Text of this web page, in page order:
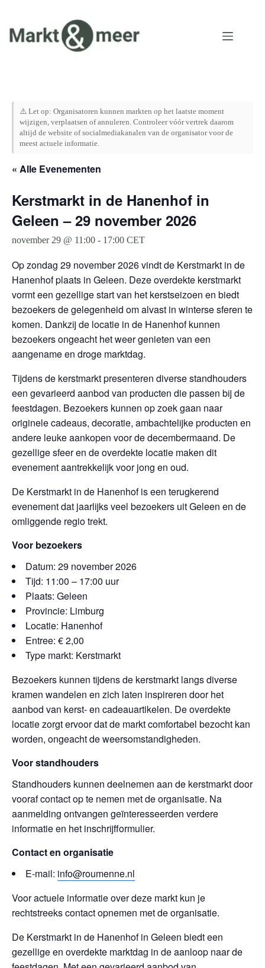
inhoud
⚠️ Let op: Organisatoren kunnen markten op het laatste moment
wijzigen, verplaatsen of annuleren. Controleer vóór vertrek daarom
altijd de website of socialmediakanalen van de organisator voor de
meest actuele informatie.
« Alle Evenementen
Kerstmarkt in de Hanenhof in
Geleen – 29 november 2026
november 29 @ 11:00 - 17:00 CET
Op zondag 29 november 2026 vindt de Kerstmarkt in de
Hanenhof plaats in Geleen. Deze overdekte kerstmarkt
vormt een gezellige start van het kerstseizoen en biedt
bezoekers de gelegenheid om alvast in winterse sferen te
komen. Dankzij de locatie in de Hanenhof kunnen
bezoekers ongeacht het weer genieten van een
aangename en droge marktdag.
Tijdens de kerstmarkt presenteren diverse standhouders
een gevarieerd aanbod van producten die passen bij de
feestdagen. Bezoekers kunnen op zoek gaan naar
originele cadeaus, decoratie, ambachtelijke producten en
andere leuke aankopen voor de decembermaand. De
gezellige sfeer en de overdekte locatie maken dit
evenement aantrekkelijk voor jong en oud.
De Kerstmarkt in de Hanenhof is een terugkerend
evenement dat jaarlijks veel bezoekers uit Geleen en de
omliggende regio trekt.
Voor bezoekers
Datum: 29 november 2026
Tijd: 11:00 – 17:00 uur
Plaats: Geleen
Provincie: Limburg
Locatie: Hanenhof
Entree: € 2,00
Type markt: Kerstmarkt
Bezoekers kunnen tijdens de kerstmarkt langs diverse
kramen wandelen en zich laten inspireren door het
aanbod van kerst- en cadeauartikelen. De overdekte
locatie zorgt ervoor dat de markt comfortabel bezocht kan
worden, ongeacht de weersomstandigheden.
Voor standhouders
Standhouders kunnen deelnemen aan de kerstmarkt door
vooraf contact op te nemen met de organisatie. Na
aanmelding ontvangen geïnteresseerden verdere
informatie en het inschrijfformulier.
Contact en organisatie
E-mail: info@roumenne.nl
Voor actuele informatie over deze markt kun je
rechtstreeks contact opnemen met de organisatie.
De Kerstmarkt in de Hanenhof in Geleen biedt een
gezellige en overdekte marktdag in de aanloop naar de